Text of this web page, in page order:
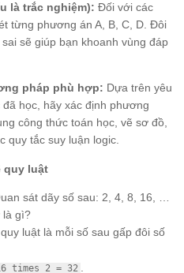
là trắc nghiệm): Đối với các
từng phương án A, B, C, D. Đôi
sẽ giúp bạn khoanh vùng đáp
pháp phù hợp: Dựa trên yêu
học, hãy xác định phương
công thức toán học, vẽ sơ đồ,
quy tắc suy luận logic.
quy luật
sát dãy số sau: 2, 4, 8, 16, …
là gì?
luật là mỗi số sau gấp đôi số
times 2 = 32